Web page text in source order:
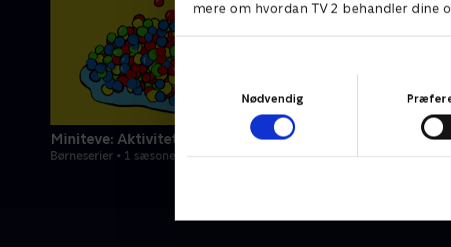
mere om hvordan TV 2 behandler dine
Nødvendig
Miniteve: Aktiviteter
Børneserier • 1 sæsoner
StoryZoo